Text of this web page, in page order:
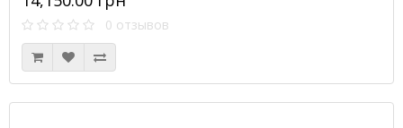
0 отзывов